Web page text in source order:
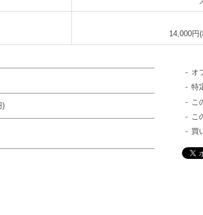
14,000円
)
オ
特
こ
こ
買